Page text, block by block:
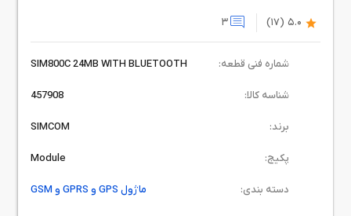
5.0
(17)
3
شماره فنی قطعه: SIM800C 24MB WITH BLUETOOTH
شناسه کالا: 457908
برند: SIMCOM
پکیج: Module
دسته بندی: ماژول GPS و GPRS و GSM